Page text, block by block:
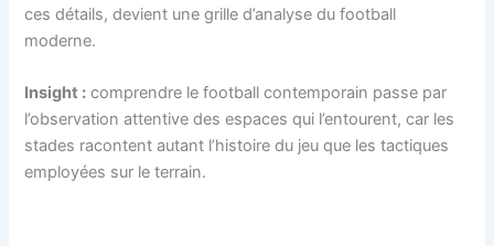
ces détails, devient une grille d’analyse du football
moderne.
Insight : comprendre le football contemporain passe par
l’observation attentive des espaces qui l’entourent, car les
stades racontent autant l’histoire du jeu que les tactiques
employées sur le terrain.